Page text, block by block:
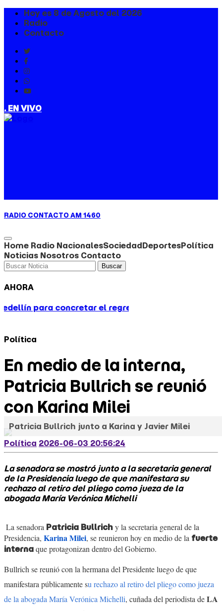
Hoy es 8 de Agosto del 2026
Radio
Contacto
. EN VIVO
RADIO CONTACTO AM 1460
Home Radio NacionalesSociedadDeportesPolítica
Noticias Nosotros Contacto
Buscar
AHORA
el regreso de Juanfer Quintero
Política
En medio de la interna,
Patricia Bullrich se reunió
con Karina Milei
Patricia Bullrich junto a Karina y Javier Milei
Política 2026-06-03 20:56:24
La senadora se mostró junto a la secretaria general
de la Presidencia luego de que manifestara su
rechazo al retiro del pliego como jueza de la
abogada María Verónica Michelli
La senadora Patricia Bullrich y la secretaria general de la
Presidencia, Karina Milei, se reunieron hoy en medio de la fuerte
interna que protagonizan dentro del Gobierno.
Bullrich se reunió con la hermana del Presidente luego de que
manifestara públicamente su rechazo al retiro del pliego como jueza
de la abogada María Verónica Michelli, cuñada del periodista deLA